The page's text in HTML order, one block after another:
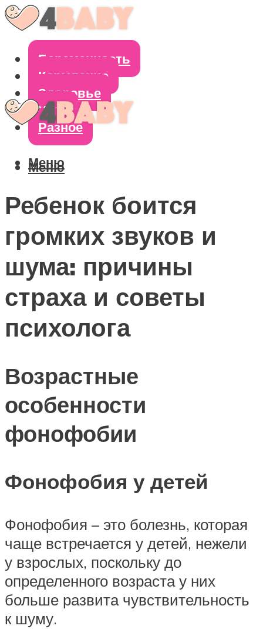
Беременность
Кормление
Здоровье
Уход
Разное
Меню
Меню
Ребенок боится
громких звуков и
шума: причины
страха и советы
психолога
Возрастные
особенности
фонофобии
Фонофобия у детей
Фонофобия – это болезнь, которая
чаще встречается у детей, нежели
у взрослых, поскольку до
определенного возраста у них
больше развита чувствительность
к шуму.